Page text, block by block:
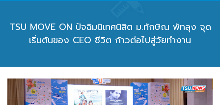
TSU MOVE ON ปัจฉิมนิเทศนิสิต ม.ทักษิณ พัทลุง จุด
เริ่มต้นของ CEO ชีวิต ก้าวต่อไปสู่วัยทำงาน